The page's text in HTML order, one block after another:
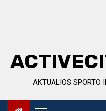
AKTUALIOS SPORTO